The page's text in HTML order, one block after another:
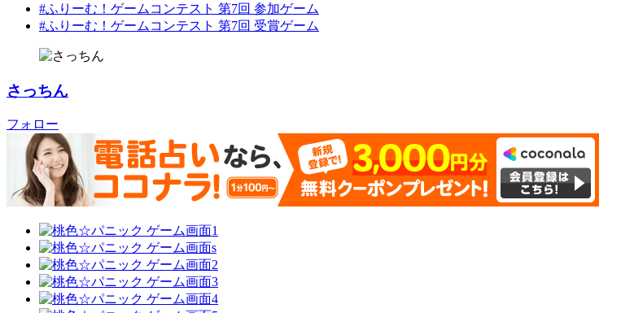
#ふりーむ！ゲームコンテスト 第7回 参加ゲーム
#ふりーむ！ゲームコンテスト 第7回 受賞ゲーム
さっちん
フォロー